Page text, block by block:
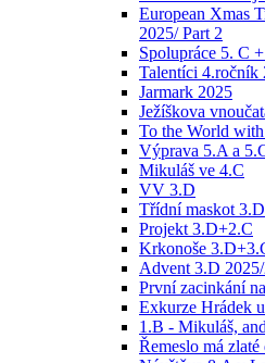
European Xmas
2025/ Part 2
Spolupráce 5. C
Talentíci 4.ročník
Jarmark 2025
Ježíškova
To the World
Výprava 5.A a
Mikuláš ve 4.C
VV 3.D
Třídní maskot 3.D
Projekt 3.D+2.C
Krkonoše
Advent 3.D
První zacinkání
Exkurze Hrádek
1.B - Mikuláš,
Řemeslo má zlaté